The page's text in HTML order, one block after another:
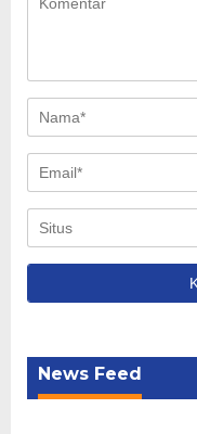
News Feed